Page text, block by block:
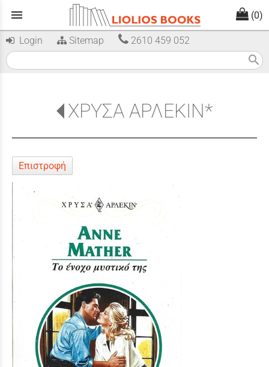
menu (0)
Login Sitemap 2610 459 052
search
ΧΡΥΣΑ ΑΡΛΕΚΙΝ*
Επιστροφή